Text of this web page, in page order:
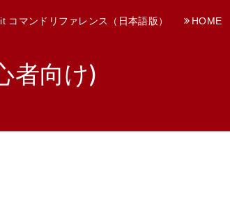
コマンドリファレンス（日本語版） HOME
者向け)